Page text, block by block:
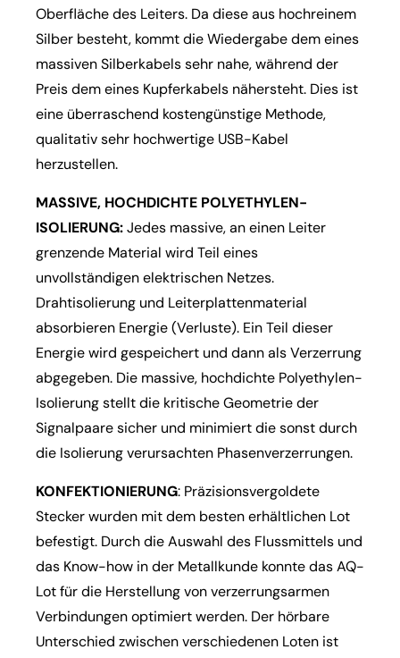
Oberfläche des Leiters. Da diese aus hochreinem
Silber besteht, kommt die Wiedergabe dem eines
massiven Silberkabels sehr nahe, während der
Preis dem eines Kupferkabels nähersteht. Dies ist
eine überraschend kostengünstige Methode,
qualitativ sehr hochwertige USB-Kabel
herzustellen.
MASSIVE, HOCHDICHTE POLYETHYLEN-
ISOLIERUNG:Jedes massive, an einen Leiter
grenzende Material wird Teil eines
unvollständigen elektrischen Netzes.
Drahtisolierung und Leiterplattenmaterial
absorbieren Energie (Verluste). Ein Teil dieser
Energie wird gespeichert und dann als Verzerrung
abgegeben. Die massive, hochdichte Polyethylen-
Isolierung stellt die kritische Geometrie der
Signalpaare sicher und minimiert die sonst durch
die Isolierung verursachten Phasenverzerrungen.
KONFEKTIONIERUNG: Präzisionsvergoldete
Stecker wurden mit dem besten erhältlichen Lot
befestigt. Durch die Auswahl des Flussmittels und
das Know-how in der Metallkunde konnte das AQ-
Lot für die Herstellung von verzerrungsarmen
Verbindungen optimiert werden. Der hörbare
Unterschied zwischen verschiedenen Loten ist